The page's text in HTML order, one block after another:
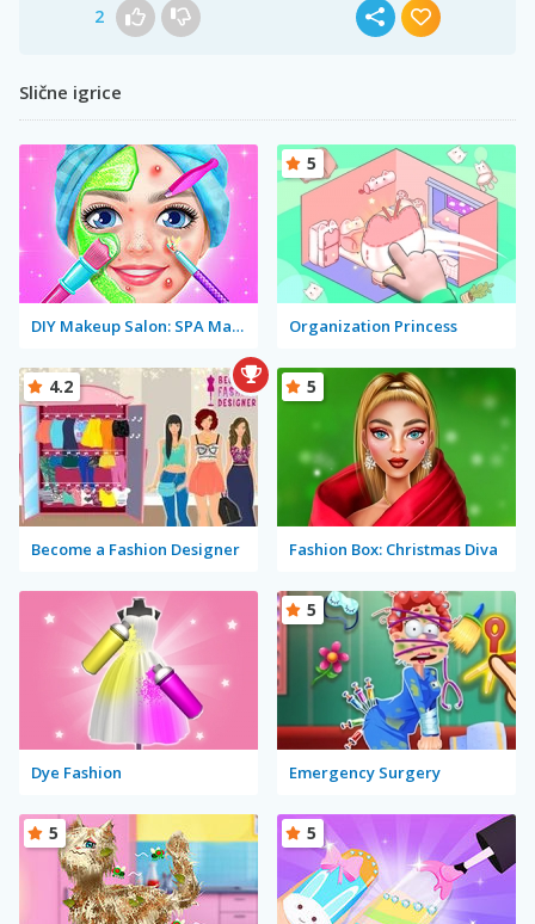
2
Slične igrice
DIY Makeup Salon: SPA Makeover Studio Organization Princess
5
Become a Fashion Designer
4.2
Fashion Box: Christmas Diva
5
Dye Fashion Emergency Surgery
5
5 5